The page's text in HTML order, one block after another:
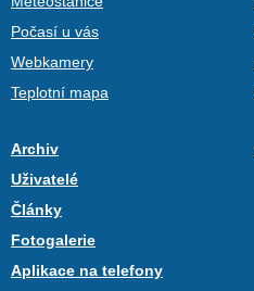
Počasí u vás
Webkamery
Teplotní mapa
Archiv
Uživatelé
Články
Fotogalerie
Aplikace na telefony